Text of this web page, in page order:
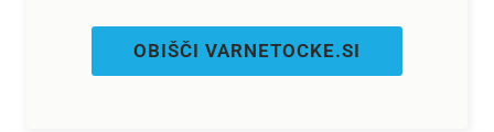
OBIŠČI VARNETOCKE.SI